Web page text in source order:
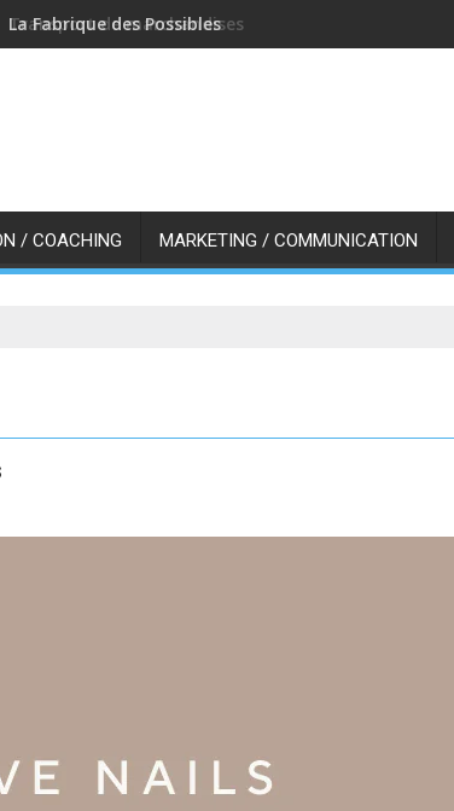
La Fabrique des Possibles
/ COACHING MARKETING / COMMUNICATION